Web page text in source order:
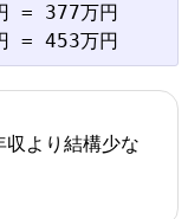
= 377万円
収より結構少な